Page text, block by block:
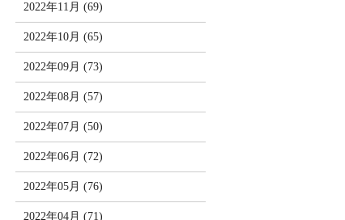
2022年11月 (69)
2022年10月 (65)
2022年09月 (73)
2022年08月 (57)
2022年07月 (50)
2022年06月 (72)
2022年05月 (76)
2022年04月 (71)